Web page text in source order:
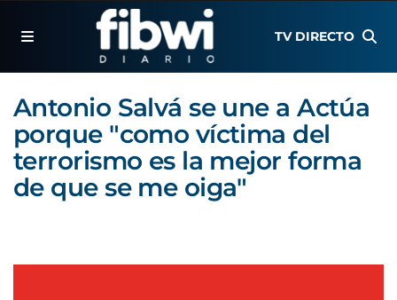
TV DIRECTO
Antonio Salvá se une a Actúa
porque "como víctima del
terrorismo es la mejor forma
de que se me oiga"